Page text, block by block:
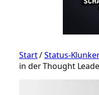
Start/Status-
in der Thought